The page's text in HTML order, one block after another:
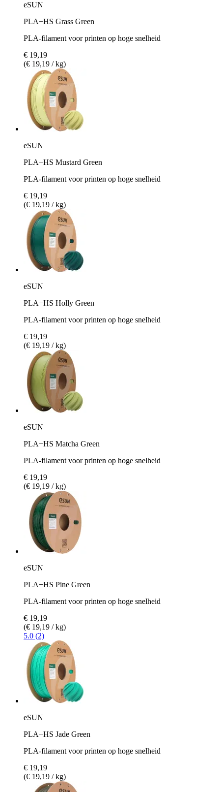
eSUN
PLA+HS Grass Green
PLA-filament voor printen op hoge snelheid
€ 19,19
(€ 19,19 / kg)
eSUN
PLA+HS Mustard Green
PLA-filament voor printen op hoge snelheid
€ 19,19
(€ 19,19 / kg)
eSUN
PLA+HS Holly Green
PLA-filament voor printen op hoge snelheid
€ 19,19
(€ 19,19 / kg)
eSUN
PLA+HS Matcha Green
PLA-filament voor printen op hoge snelheid
€ 19,19
(€ 19,19 / kg)
eSUN
PLA+HS Pine Green
PLA-filament voor printen op hoge snelheid
€ 19,19
(€ 19,19 / kg)
5.0 (2)
eSUN
PLA+HS Jade Green
PLA-filament voor printen op hoge snelheid
€ 19,19
(€ 19,19 / kg)